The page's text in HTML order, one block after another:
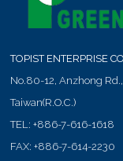
TOPIST ENTERPRISE
No.80-12, Anzhong Rd.,
Taiwan(R.O.C.)
TEL:+886-7-616-1618
FAX:+886-7-614-2230